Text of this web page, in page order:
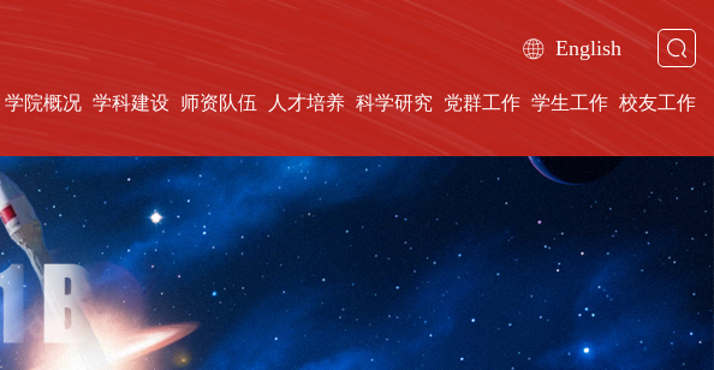
English
学院概况 学科建设 师资队伍 人才培养 科学研究 党群工作 学生工作 校友工作